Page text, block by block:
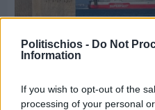
Politischios - Do Not
Information
If you wish to opt-out of the
processing of your personal
Πριν 6 ημέρες
Ο καιρός στη Χίο,